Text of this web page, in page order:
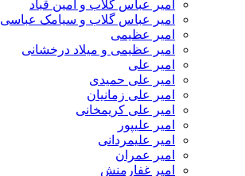
امیر عباس گلاب و امین قباد
امیر عباس گلاب و سیامک عباسی
امیر عظیمی
امیر عظیمی و میلاد درخشانی
امیر علی
امیر علی حمیدی
امیر علی زمانیان
امیر علی کریمخانی
امیر علیپور
امیر علیمردانی
امیر عمران
امیر غفارمنش